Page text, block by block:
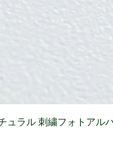
ラル 刺繍フォトアル